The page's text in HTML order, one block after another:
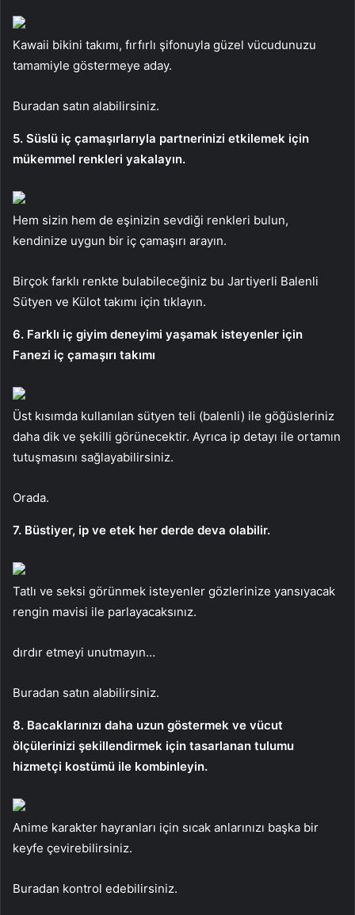
Kawaii bikini takımı, fırfırlı şifonuyla güzel vücudunuzu
tamamiyle göstermeye aday.
Buradan satın alabilirsiniz.
5. Süslü iç çamaşırlarıyla partnerinizi etkilemek için
mükemmel renkleri yakalayın.
Hem sizin hem de eşinizin sevdiği renkleri bulun,
kendinize uygun bir iç çamaşırı arayın.
Birçok farklı renkte bulabileceğiniz bu Jartiyerli Balenli
Sütyen ve Külot takımı için tıklayın.
6. Farklı iç giyim deneyimi yaşamak isteyenler için
Fanezi iç çamaşırı takımı
Üst kısımda kullanılan sütyen teli (balenli) ile göğüsleriniz
daha dik ve şekilli görünecektir. Ayrıca ip detayı ile ortamın
tutuşmasını sağlayabilirsiniz.
Orada.
7. Büstiyer, ip ve etek her derde deva olabilir.
Tatlı ve seksi görünmek isteyenler gözlerinize yansıyacak
rengin mavisi ile parlayacaksınız.
dırdır etmeyi unutmayın…
Buradan satın alabilirsiniz.
8. Bacaklarınızı daha uzun göstermek ve vücut
ölçülerinizi şekillendirmek için tasarlanan tulumu
hizmetçi kostümü ile kombinleyin.
Anime karakter hayranları için sıcak anlarınızı başka bir
keyfe çevirebilirsiniz.
Buradan kontrol edebilirsiniz.